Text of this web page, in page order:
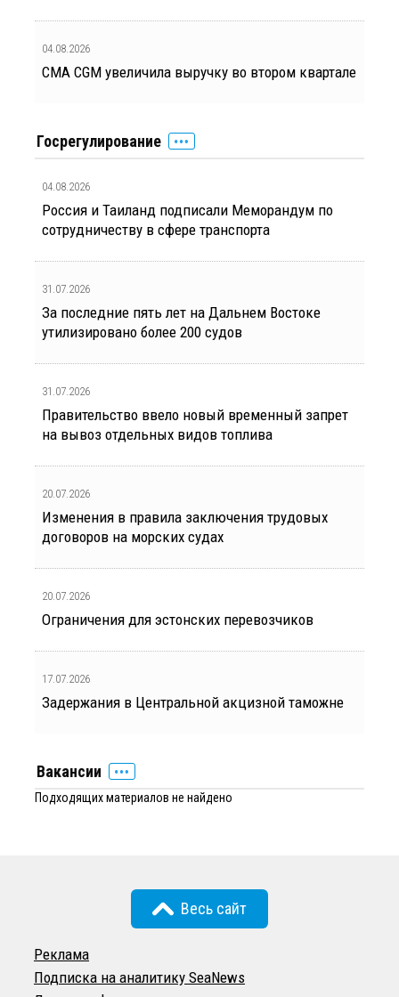
04.08.2026
CMA CGM увеличила выручку во втором квартале
Госрегулирование
04.08.2026
Россия и Таиланд подписали Меморандум по
сотрудничеству в сфере транспорта
31.07.2026
За последние пять лет на Дальнем Востоке
утилизировано более 200 судов
31.07.2026
Правительство ввело новый временный запрет
на вывоз отдельных видов топлива
20.07.2026
Изменения в правила заключения трудовых
договоров на морских судах
20.07.2026
Ограничения для эстонских перевозчиков
17.07.2026
Задержания в Центральной акцизной таможне
Вакансии
Подходящих материалов не найдено
Весь сайт
Реклама
Подписка на аналитику SeaNews